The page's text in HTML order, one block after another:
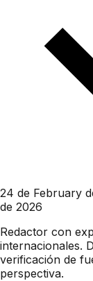
24 de February
de 2026
Redactor con
internacionales.
verificación de
perspectiva.